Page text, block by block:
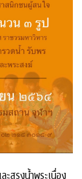
สรงน้ำพระเนื่อง